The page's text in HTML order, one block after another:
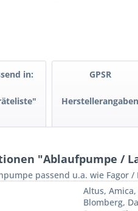
in: GPSR
Herstellerangaben
"Ablaufpumpe /
passend u.a. wie Fagor /
Altus,
Blomberg,